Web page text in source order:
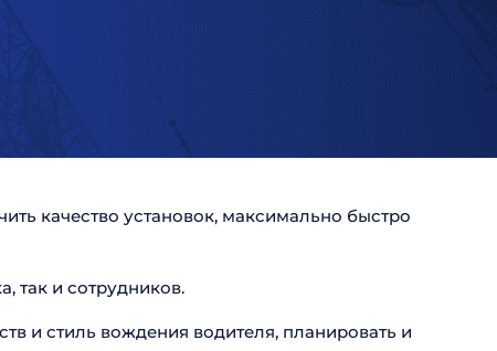
качество установок, максимально быстро
так и сотрудников.
и стиль вождения водителя, планировать и